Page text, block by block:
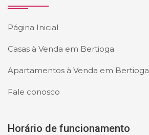
Página Inicial
Casas à Venda em Bertioga
Apartamentos à Venda em Bertioga
Fale conosco
Horário de funcionamento